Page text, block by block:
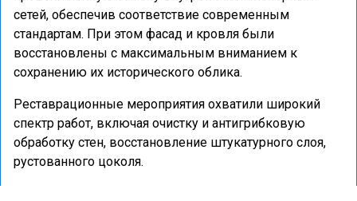
сетей, обеспечив соответствие современным
стандартам. При этом фасад и кровля были
восстановлены с максимальным вниманием к
сохранению их исторического облика.
Реставрационные мероприятия охватили широкий
спектр работ, включая очистку и антигрибковую
обработку стен, восстановление штукатурного слоя,
рустованного цоколя.